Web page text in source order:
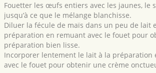
Fouetter les œufs entiers avec les jaunes, le
jusqu’à ce que le mélange blanchisse.
Diluer la fécule de maïs dans un peu de lait
préparation en remuant avec le fouet pour
préparation bien lisse.
Incorporer lentement le lait à la préparation
avec le fouet pour obtenir une crème